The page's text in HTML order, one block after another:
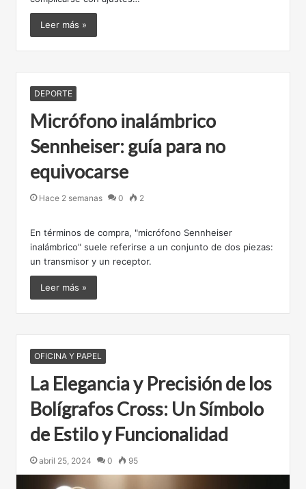
Leer más »
DEPORTE
Micrófono inalámbrico
Sennheiser: guía para no
equivocarse
Hace 2 semanas 0 2
En términos de compra, "micrófono Sennheiser
inalámbrico" suele referirse a un conjunto de dos piezas:
un transmisor y un receptor.
Leer más »
OFICINA Y PAPEL
La Elegancia y Precisión de los
Bolígrafos Cross: Un Símbolo
de Estilo y Funcionalidad
abril 25, 2024 0 95